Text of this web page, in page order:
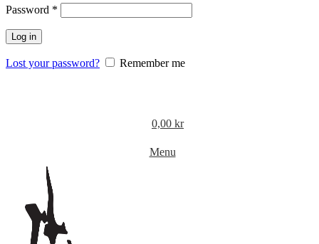
Password *
Log in
Lost your password? Remember me
0,00 kr
Menu